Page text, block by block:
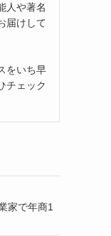
人や著名
届けして
をいち早
チェック
家で年商1